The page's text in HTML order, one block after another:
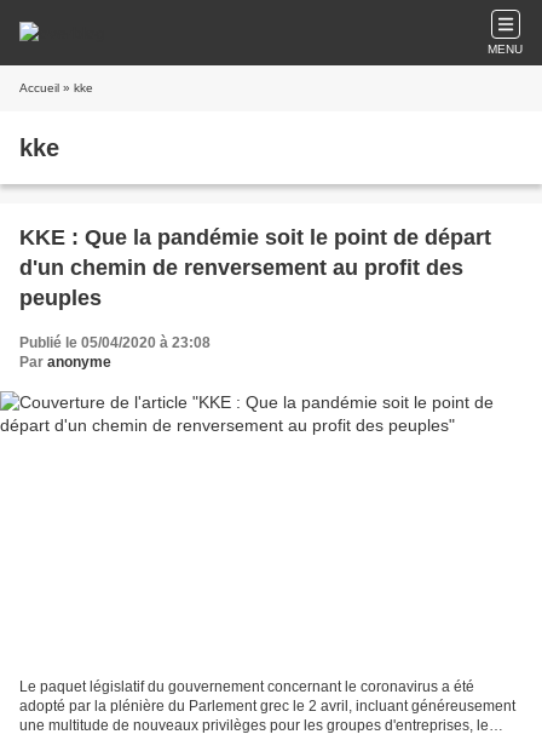
MENU
Accueil » kke
kke
KKE : Que la pandémie soit le point de départ
d'un chemin de renversement au profit des
peuples
Publié le 05/04/2020 à 23:08
Par anonyme
Le paquet législatif du gouvernement concernant le coronavirus a été
adopté par la plénière du Parlement grec le 2 avril, incluant généreusement
une multitude de nouveaux privilèges pour les groupes d'entreprises, le